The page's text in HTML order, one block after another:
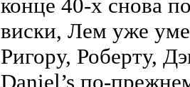
конце 40-х снова
виски, Лем уже
Ригору, Роберту,
Daniel’s по-